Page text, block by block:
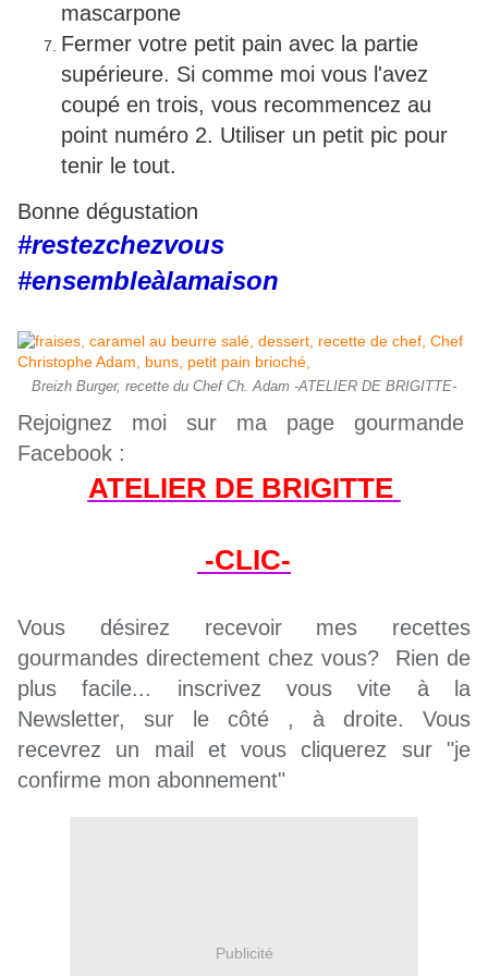
mascarpone
Fermer votre petit pain avec la partie
supérieure. Si comme moi vous l'avez
coupé en trois, vous recommencez au
point numéro 2. Utiliser un petit pic pour
tenir le tout.
Bonne dégustation
#restezchezvous
#ensembleàlamaison
Breizh Burger, recette du Chef Ch. Adam -ATELIER DE BRIGITTE-
Rejoignez moi sur ma page gourmande
Facebook :
ATELIER DE BRIGITTE
-CLIC-
Vous désirez recevoir mes recettes
gourmandes directement chez vous? Rien de
plus facile... inscrivez vous vite à la
Newsletter, sur le côté , à droite. Vous
recevrez un mail et vous cliquerez sur"je
confirme mon abonnement"
Publicité